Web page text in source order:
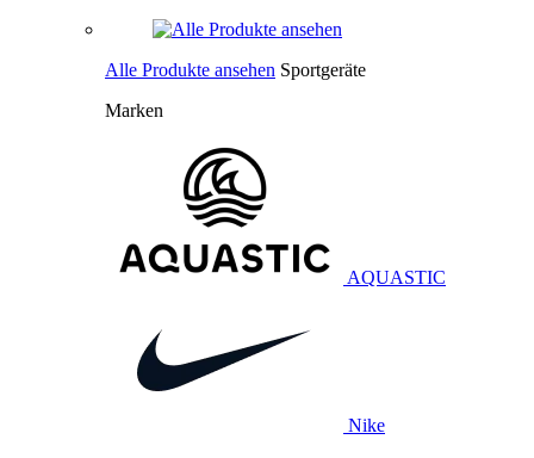
Alle Produkte ansehen Sportgeräte
Marken
AQUASTIC
Nike